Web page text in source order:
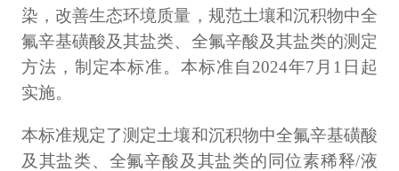
染，改善生态环境质量，规范土壤和沉积物中全
氟辛基磺酸及其盐类、全氟辛酸及其盐类的测定
方法，制定本标准。本标准自2024年7月1日起
实施。
本标准规定了测定土壤和沉积物中全氟辛基磺酸
及其盐类、全氟辛酸及其盐类的同位素稀释/液